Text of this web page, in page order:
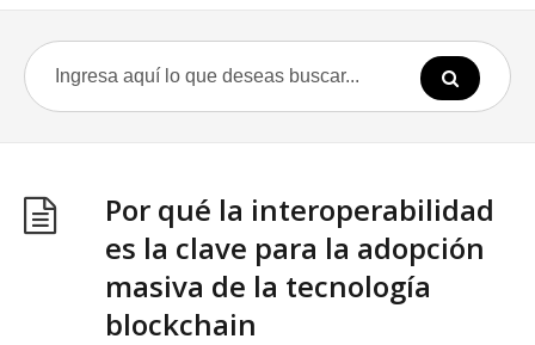
Por qué la interoperabilidad
es la clave para la adopción
masiva de la tecnología
blockchain